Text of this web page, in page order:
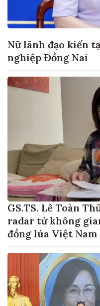
Nữ lãnh đạo kiến
nghiệp Đồng Nai
GS.TS. Lê Toàn
radar từ không
đồng lúa Việt Nam